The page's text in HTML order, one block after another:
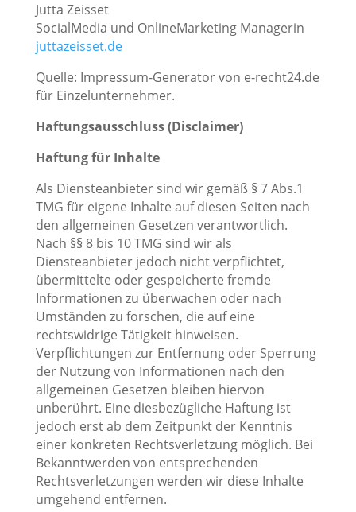
Jutta Zeisset
SocialMedia und OnlineMarketing Managerin
juttazeisset.de
Quelle: Impressum-Generator von e-recht24.de
für Einzelunternehmer.
Haftungsausschluss (Disclaimer)
Haftung für Inhalte
Als Diensteanbieter sind wir gemäß § 7 Abs.1
TMG für eigene Inhalte auf diesen Seiten nach
den allgemeinen Gesetzen verantwortlich.
Nach §§ 8 bis 10 TMG sind wir als
Diensteanbieter jedoch nicht verpflichtet,
übermittelte oder gespeicherte fremde
Informationen zu überwachen oder nach
Umständen zu forschen, die auf eine
rechtswidrige Tätigkeit hinweisen.
Verpflichtungen zur Entfernung oder Sperrung
der Nutzung von Informationen nach den
allgemeinen Gesetzen bleiben hiervon
unberührt. Eine diesbezügliche Haftung ist
jedoch erst ab dem Zeitpunkt der Kenntnis
einer konkreten Rechtsverletzung möglich. Bei
Bekanntwerden von entsprechenden
Rechtsverletzungen werden wir diese Inhalte
umgehend entfernen.